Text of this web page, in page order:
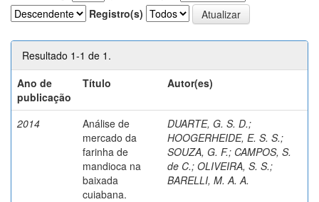
Registro(s)
Resultado 1-1 de 1.
Ano de
publicação
Título Autor(es)
2014
Análise de
mercado da
farinha de
mandioca na
baixada
cuiabana.
DUARTE, G. S. D.;
HOOGERHEIDE, E. S. S.;
SOUZA, G. F.; CAMPOS, S.
de C.; OLIVEIRA, S. S.;
BARELLI, M. A. A.